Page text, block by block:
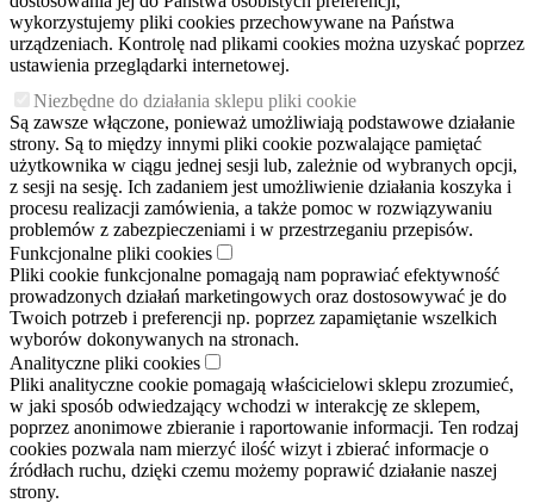
wykorzystujemy pliki cookies przechowywane na Państwa
urządzeniach. Kontrolę nad plikami cookies można uzyskać poprzez
ustawienia przeglądarki internetowej.
Niezbędne do działania sklepu pliki cookie
Są zawsze włączone, ponieważ umożliwiają podstawowe działanie
strony. Są to między innymi pliki cookie pozwalające pamiętać
użytkownika w ciągu jednej sesji lub, zależnie od wybranych opcji,
z sesji na sesję. Ich zadaniem jest umożliwienie działania koszyka i
procesu realizacji zamówienia, a także pomoc w rozwiązywaniu
problemów z zabezpieczeniami i w przestrzeganiu przepisów.
Funkcjonalne pliki cookies
Pliki cookie funkcjonalne pomagają nam poprawiać efektywność
prowadzonych działań marketingowych oraz dostosowywać je do
Twoich potrzeb i preferencji np. poprzez zapamiętanie wszelkich
wyborów dokonywanych na stronach.
Analityczne pliki cookies
Pliki analityczne cookie pomagają właścicielowi sklepu zrozumieć,
w jaki sposób odwiedzający wchodzi w interakcję ze sklepem,
poprzez anonimowe zbieranie i raportowanie informacji. Ten rodzaj
cookies pozwala nam mierzyć ilość wizyt i zbierać informacje o
źródłach ruchu, dzięki czemu możemy poprawić działanie naszej
strony.